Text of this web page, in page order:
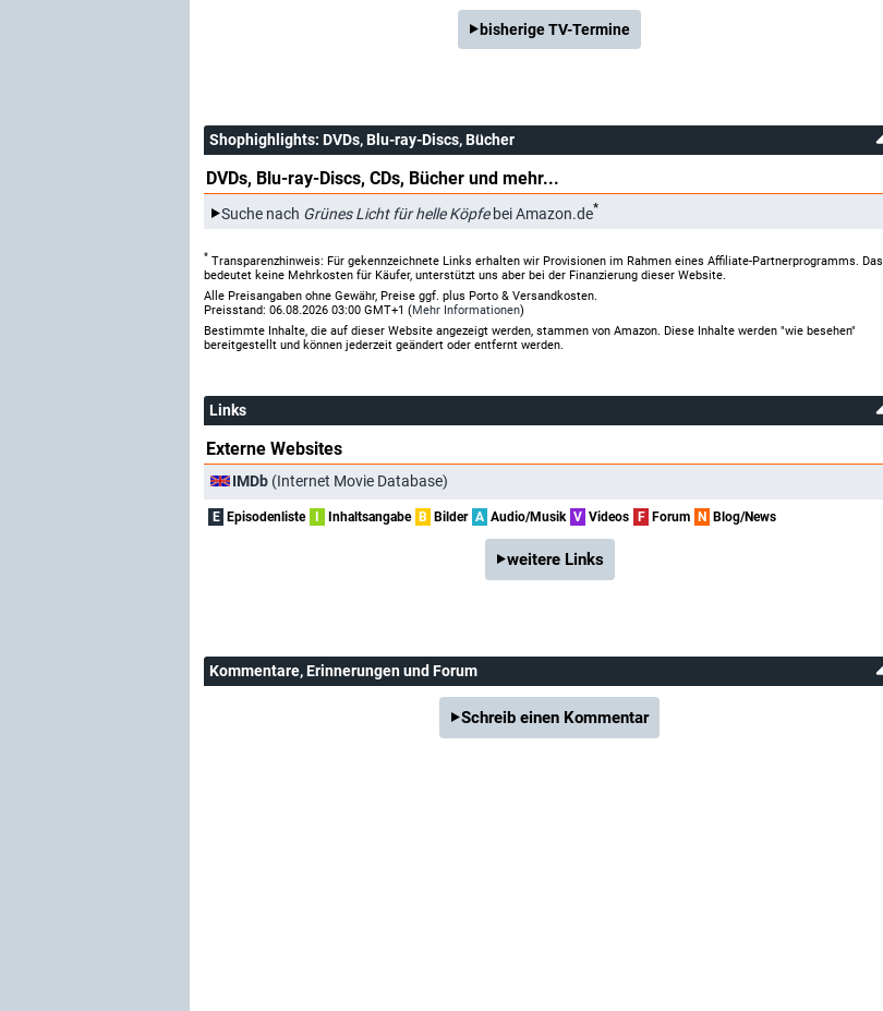
bisherige TV-Termine
Shophighlights: DVDs, Blu-ray-Discs, Bücher
DVDs, Blu-ray-Discs, CDs, Bücher und mehr...
Suche nach Grünes Licht für helle Köpfebei Amazon.de*
* Transparenzhinweis: Für gekennzeichnete Links erhalten wir Provisionen im Rahmen eines Affiliate-Partnerprogramms. Das
bedeutet keine Mehrkosten für Käufer, unterstützt uns aber bei der Finanzierung dieser Website.
Alle Preisangaben ohne Gewähr, Preise ggf. plus Porto & Versandkosten.
Preisstand: 06.08.2026 03:00 GMT+1 (Mehr Informationen)
Bestimmte Inhalte, die auf dieser Website angezeigt werden, stammen von Amazon. Diese Inhalte werden "wie besehen"
bereitgestellt und können jederzeit geändert oder entfernt werden.
Links
Externe Websites
IMDb (Internet Movie Database)
E Episodenliste I Inhaltsangabe B Bilder A Audio/Musik V Videos F Forum N Blog/News
weitere Links
Kommentare, Erinnerungen und Forum
Schreib einen Kommentar